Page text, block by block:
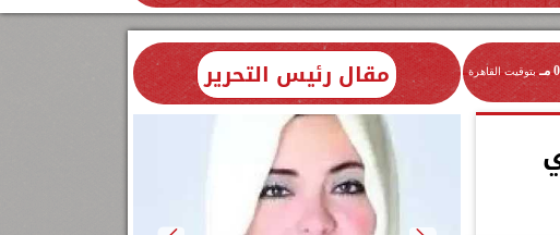
بتوقيت القاهرة مقال رئيس التحرير